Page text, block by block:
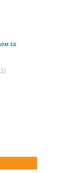
за